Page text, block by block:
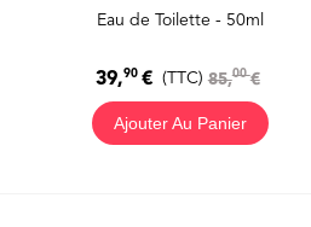
Eau de Toilette - 50ml
39,90 € (TTC) 85,00€
Ajouter Au Panier